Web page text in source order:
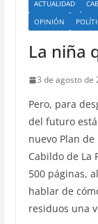
ACTUALIDAD
OPINIÓN
La niña
3 de agosto de
Pero, para
del futuro
nuevo Plan
Cabildo de La
500 páginas,
hablar de
residuos una